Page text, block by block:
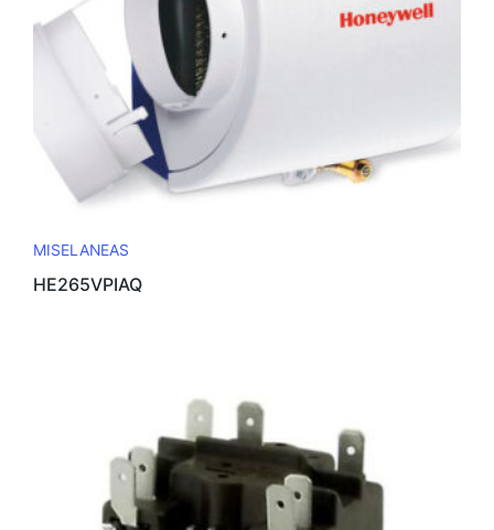
MISELANEAS
HE265VPIAQ